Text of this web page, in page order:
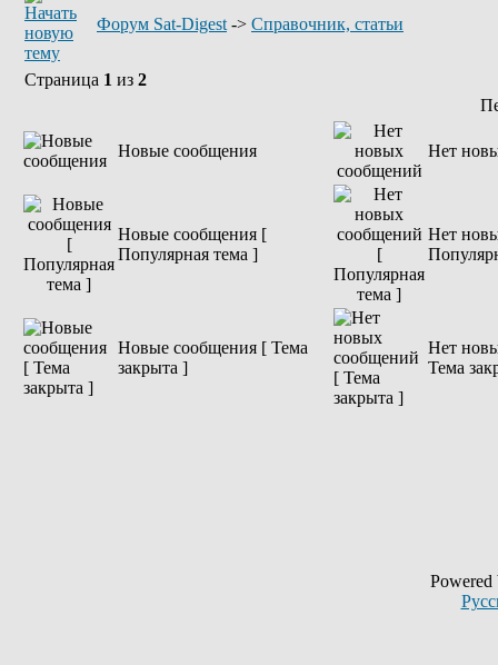
Форум Sat-Digest -> Справочник, статьи
Страница 1 из 2
Новые сообщения Нет
Новые сообщения [
Популярная тема ]
Нет
Новые сообщения [ Тема
закрыта ]
Нет
Тема